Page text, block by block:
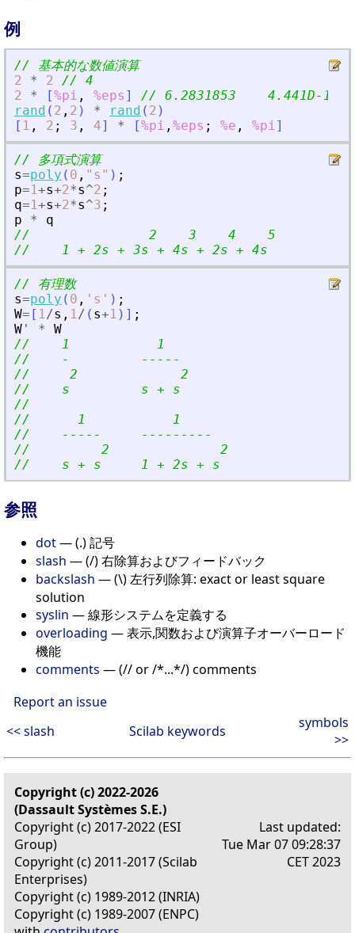
例
// 基本的な数値演算
2
* 2 // 4
2
* [%pi , %eps ]
// 6.2831853    4.441D-16
rand ( 2 , 2 ) * rand ( 2 )
[ 1 , 2 ; 3 , 4] * [%pi , %eps ; %e , %pi]
// 多項式演算
s=poly ( 0 , " s " ) ;
p=1+s+2*s^2 ;
q=1+s+2*s^3 ;
p
*
q
//               2    3    4    5
//    1 + 2s + 3s + 4s + 2s + 4s
// 有理数
s=poly ( 0 , ' s ' ) ;
W= [ 1/s , 1/ ( s+1 ) ] ;
W ' *
W
//    1           1
//    -         -----
//     2             2
//    s         s + s
//
//      1           1
//    -----     ---------
//         2              2
//    s + s     1 + 2s + s
参照
dot— (.) 記号
slash — (/) 右除算およびフィードバック
backslash — (\) 左行列除算: exact or least square
solution
syslin — 線形システムを定義する
overloading — 表示,関数および演算子オーバーロード
機能
comments — (// or /*...*/) comments
Report an issue
<< slash
Scilab keywords
symbols
>>
Copyright (c) 2022-2026
(Dassault Systèmes S.E.)
Copyright (c) 2017-2022 (ESI
Group)
Copyright (c) 2011-2017 (Scilab
Enterprises)
Copyright (c) 1989-2012 (INRIA)
Copyright (c) 1989-2007 (ENPC)
Last updated:
Tue Mar 07 09:28:37
CET 2023